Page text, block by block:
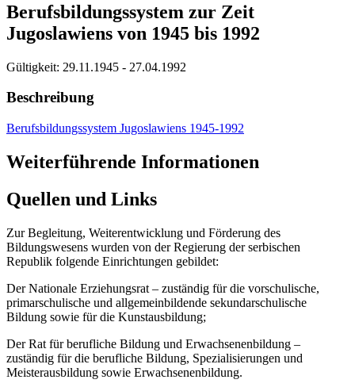
Berufsbildungssystem zur Zeit
Jugoslawiens von 1945 bis 1992
Gültigkeit: 29.11.1945 - 27.04.1992
Beschreibung
Berufsbildungssystem Jugoslawiens 1945-1992
Weiterführende Informationen
Quellen und Links
Zur Begleitung, Weiterentwicklung und Förderung des
Bildungswesens wurden von der Regierung der serbischen
Republik folgende Einrichtungen gebildet:
Der Nationale Erziehungsrat – zuständig für die vorschulische,
primarschulische und allgemeinbildende sekundarschulische
Bildung sowie für die Kunstausbildung;
Der Rat für berufliche Bildung und Erwachsenenbildung –
zuständig für die berufliche Bildung, Spezialisierungen und
Meisterausbildung sowie Erwachsenenbildung.